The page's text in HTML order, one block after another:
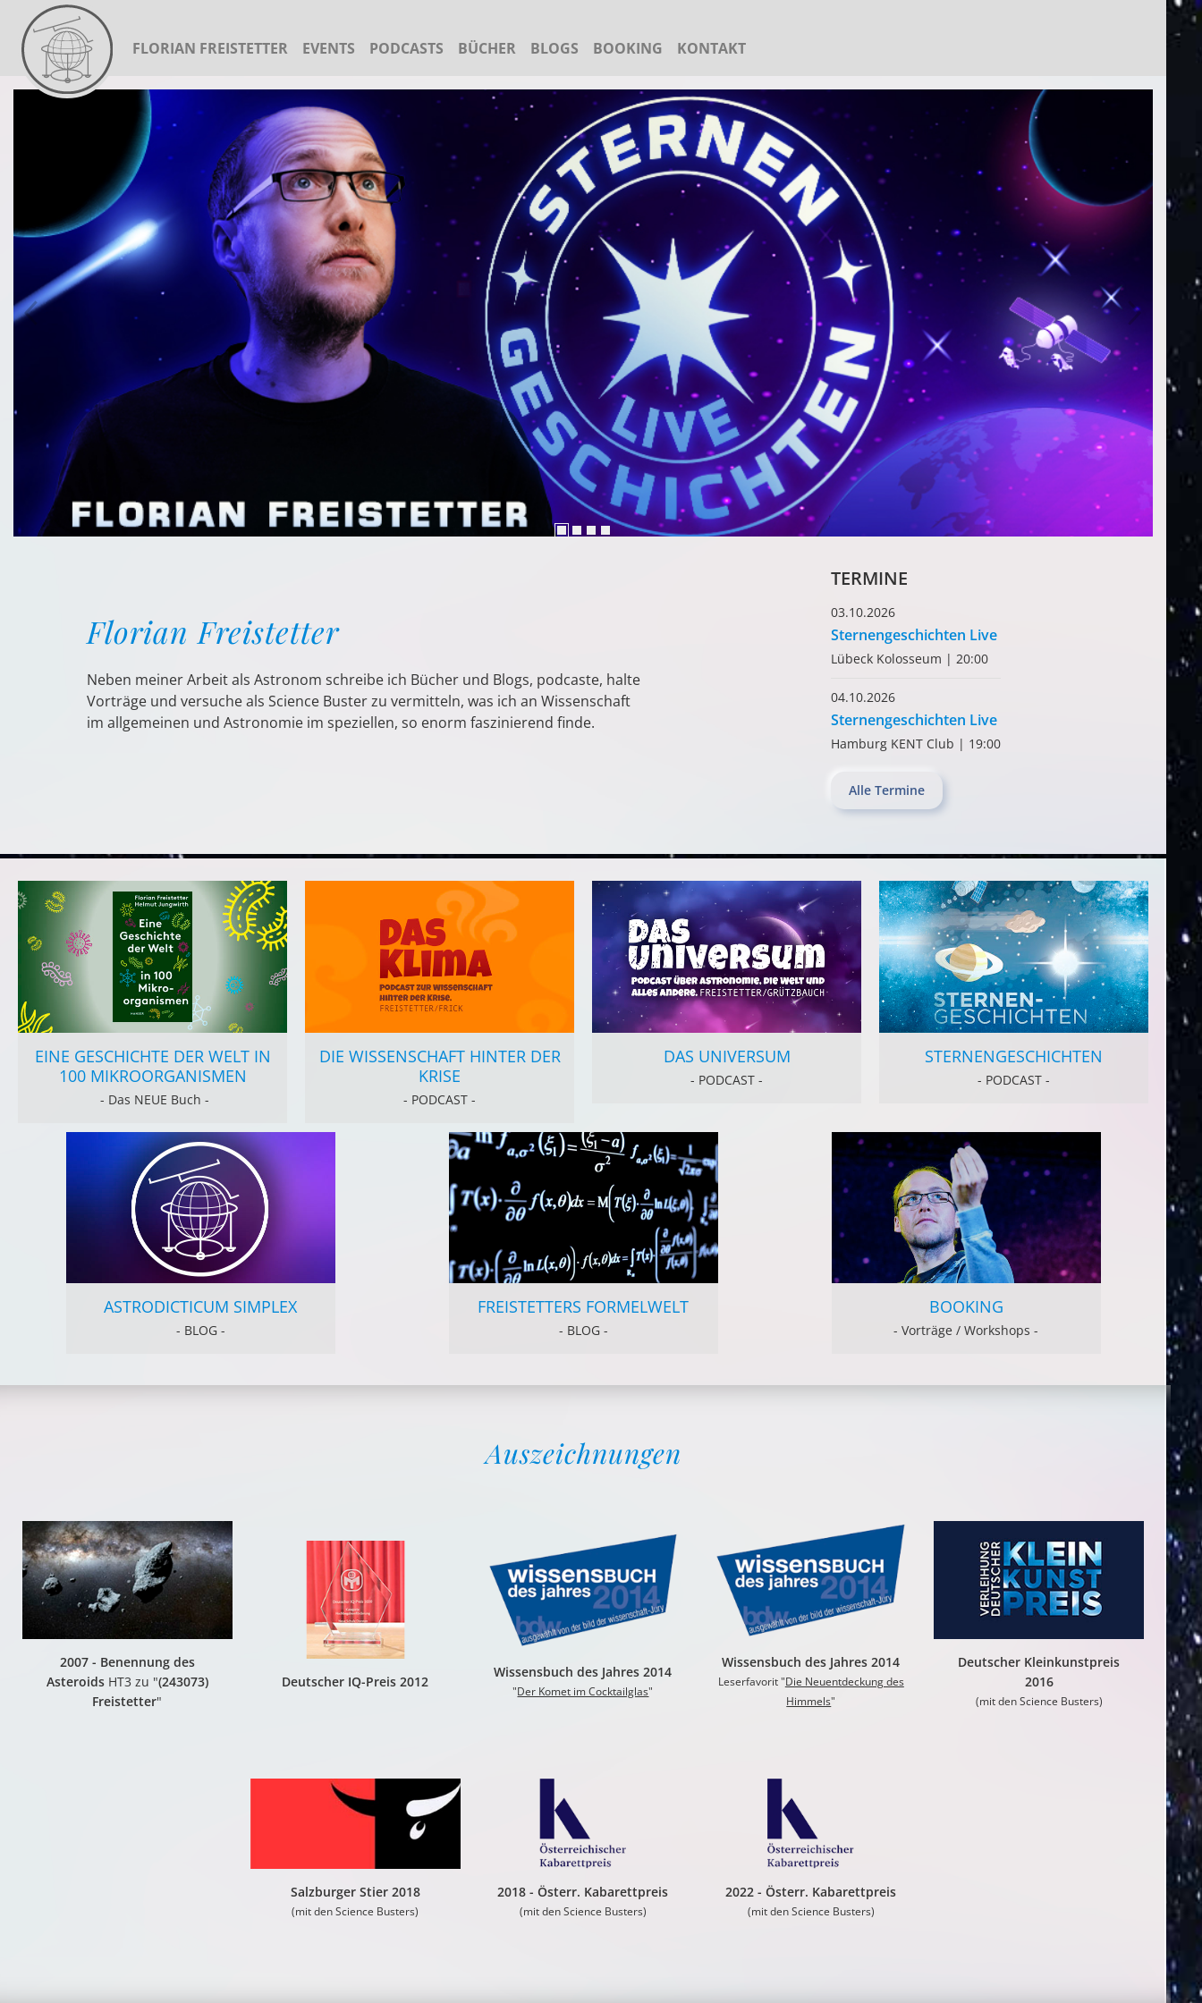
FLORIAN FREISTETTER EVENTS PODCASTS BÜCHER BLOGS BOOKING KONTAKT
Florian Freistetter
Neben meiner Arbeit als Astronom schreibe ich Bücher und Blogs, podcaste, halte
Vorträge und versuche als Science Buster zu vermitteln, was ich an Wissenschaft
im allgemeinen und Astronomie im speziellen, so enorm faszinierend finde.
TERMINE
03.10.2026
Sternengeschichten Live
Lübeck Kolosseum |20:00
04.10.2026
Sternengeschichten Live
Hamburg KENT Club | 19:00
Alle Termine
EINE GESCHICHTE DER WELT IN
100 MIKROORGANISMEN
- Das NEUE Buch -
DIE WISSENSCHAFT HINTER DER
KRISE
- PODCAST -
DAS UNIVERSUM
- PODCAST -
STERNEN­GESCHICHTEN
- PODCAST -
ASTRODICTICUM SIMPLEX
- BLOG -
FREISTETTERS FORMELWELT
- BLOG -
BOOKING
- Vorträge / Workshops -
Auszeichnungen
2007 - Benennung des
AsteroidsHT3 zu "(243073)
Freistetter"
Deutscher IQ-Preis 2012
Wissensbuch des Jahres 2014
"Der Komet im Cocktailglas"
Wissensbuch des Jahres 2014
Leserfavorit "Die Neuentdeckung des
Himmels"
Deutscher Kleinkunstpreis
2016
(mit den Science Busters)
Salzburger Stier 2018
(mit den Science Busters)
2018 - Österr. Kabarettpreis
(mit den Science Busters)
2022 - Österr. Kabarettpreis
(mit den Science Busters)